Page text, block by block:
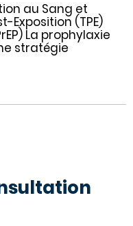
au Sang et
Exposition (TPE)
La prophylaxie
stratégie